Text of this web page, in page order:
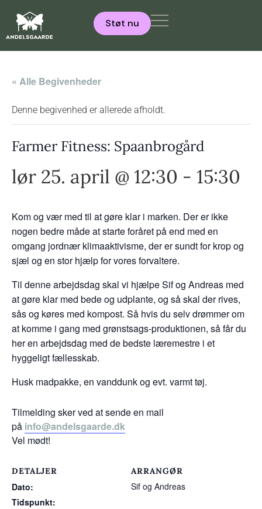
Støt nu
« Alle Begivenheder
Denne begivenhed er allerede afholdt.
Farmer Fitness: Spaanbrogård
lør 25. april @ 12:30 - 15:30
Kom og vær med til at gøre klar i marken. Der er ikke
nogen bedre måde at starte foråret på end med en
omgang jordnær klimaaktivisme, der er sundt for krop og
sjæl og en stor hjælp for vores forvaltere.
Til denne arbejdsdag skal vi hjælpe Sif og Andreas med
at gøre klar med bede og udplante, og så skal der rives,
sås og køres med kompost. Så hvis du selv drømmer om
at komme i gang med grønstsags-produktionen, så får du
her en arbejdsdag med de bedste læremestre i et
hyggeligt fællesskab.
Husk madpakke, en vanddunk og evt. varmt tøj.
Tilmelding sker ved at sende en mail
på info@andelsgaarde.dk
Vel mødt!
DETALJER
Dato:
Tidspunkt:
ARRANGØR
Sif og Andreas